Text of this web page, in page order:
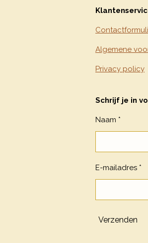
Algemene
Privacy policy
Schrijf je in
Naam *
E-mailadres *
Verzenden